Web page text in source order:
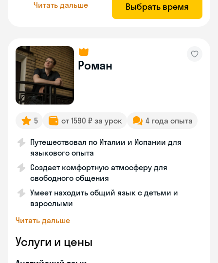
Читать дальше Выбрать время
Роман
5 от 1590 ₽ за урок 4 года опыта
Путешествовал по Италии и Испании для
языкового опыта
Создает комфортную атмосферу для
свободного общения
Умеет находить общий язык с детьми и
взрослыми
Читать дальше
Услуги и цены